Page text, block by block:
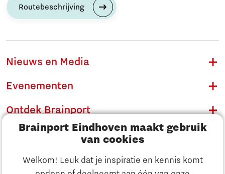
Brainport Eindhoven maakt gebruik
van cookies
Welkom! Leuk dat je inspiratie en kennis komt
Routebeschrijving
Nieuws en Media
Evenementen
Ontdek Brainport
Innovatie
Ondernemen